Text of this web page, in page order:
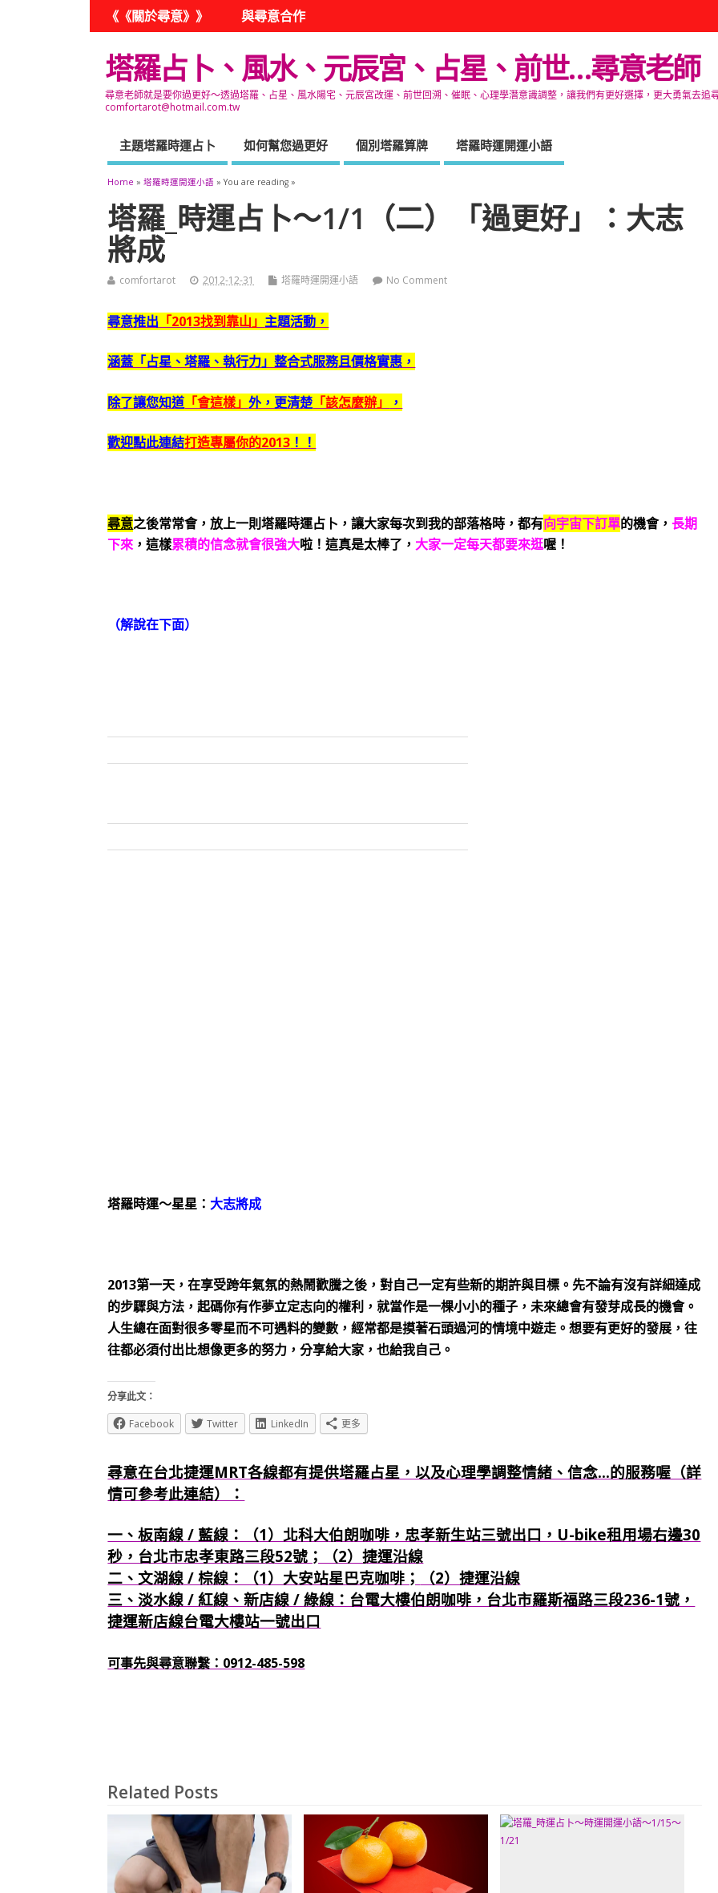
《《關於尋意》》 與尋意合作
塔羅占卜、風水、元辰宮、占星、前世…尋意老師
尋意老師就是要你過更好～透過塔羅、占星、風水陽宅、元辰宮改運、前世回溯、催眠、心理學潛意識調整，讓我們有更好選擇，更大勇氣去
comfortarot@hotmail.com.tw
主題塔羅時運占卜 如何幫您過更好 個別塔羅算牌 塔羅時運開運小語
Home »塔羅時運開運小語 » You are reading »
塔羅_時運占卜～1/1（二）「過更好」：大志
將成
comfortarot 2012-12-31 塔羅時運開運小語 No Comment
尋意推出 「2013找到靠山」 主題活動，
涵蓋「占星、塔羅、執行力」整合式服務且價格實惠，
除了讓您知道 「會這樣」外，更清楚 「該怎麼辦」 ，
歡迎點此連結打造專屬你的2013 ！！
尋意之後常常會，放上一則塔羅時運占卜，讓大家每次到我的部落格時，都有向宇宙下訂單的機會，長期
下來 ，這樣累積的信念就會很強大啦！這真是太棒了， 大家一定每天都要來逛喔！
（解說在下面）
塔羅時運～星星： 大志將成
2013第一天，在享受跨年氣氛的熱鬧歡騰之後，對自己一定有些新的期許與目標。先不論有沒有詳細達成
的步驟與方法，起碼你有作夢立定志向的權利，就當作是一棵小小的種子，未來總會有發芽成長的機會。
人生總在面對很多零星而不可遇料的變數，經常都是摸著石頭過河的情境中遊走。想要有更好的發展，往
往都必須付出比想像更多的努力，分享給大家，也給我自己。
分享此文：
Facebook
Twitter LinkedIn 更多
尋意在台北捷運MRT各線都有提供塔羅占星，以及心理學調整情緒、信念...的服務喔（詳
情可參考此連結）：
一、板南線 / 藍線：（1）北科大伯朗咖啡，忠孝新生站三號出口，U-bike租用場右邊30
秒，台北市忠孝東路三段52號；（2）捷運沿線
二、文湖線 / 棕線：（1）大安站星巴克咖啡；
（2）捷運沿線
三、淡水線 / 紅線、新店線 / 綠線：台電大樓伯朗咖啡，台北市羅斯福路三段236-1號，
捷運新店線台電大樓站一號出口
可事先與尋意聯繫：0912-485-598
Related Posts